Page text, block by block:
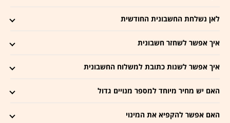
לאן נשלחת החשבונית החודשית
איך אפשר לשחזר חשבונית
איך אפשר לשנות כתובת למשלוח החשבונית
האם יש מחיר מיוחד למספר מנויים גדול
האם אפשר להקפיא את המינוי